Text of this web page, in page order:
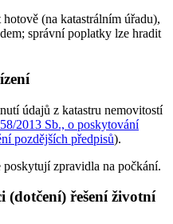
(na katastrálním úřadu),
správní poplatky lze hradit
údajů z katastru nemovitostí
2013 Sb., o poskytování
pozdějších předpisů).
zpravidla na počkání.
(dotčení) řešení životní